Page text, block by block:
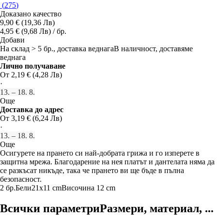
(275)
Доказано качество
9,90 € (19,36 Лв)
4,95 € (9,68 Лв) / бр.
Добави
На склад > 5 бр., доставка веднагаВ наличност, доставяме
веднага
Лично получаване
От 2,19 € (4,28 Лв)
·
13. – 18. 8.
Още
Доставка до адрес
От 3,19 € (6,24 Лв)
·
13. – 18. 8.
Още
Осигурете на прането си най-добрата грижа и го изперете в
защитна мрежа. Благодарение на нея платът и дантелата няма да
се разкъсат никъде, така че прането ви ще бъде в пълна
безопасност.
2 бр.Бели21x11 cmВисочина 12 cm
Всички параметриРазмери, материал, ...